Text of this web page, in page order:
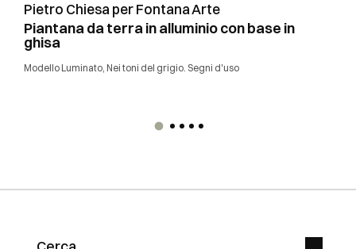
Pietro Chiesa per Fontana Arte
Piantana da terra in alluminio con base in
ghisa
Modello Luminato, Nei toni del grigio. Segni d'uso